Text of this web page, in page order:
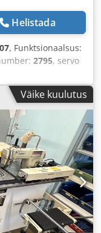
Helistada
, Funktsionaalsus:
2795, servo
Väike kuulutus